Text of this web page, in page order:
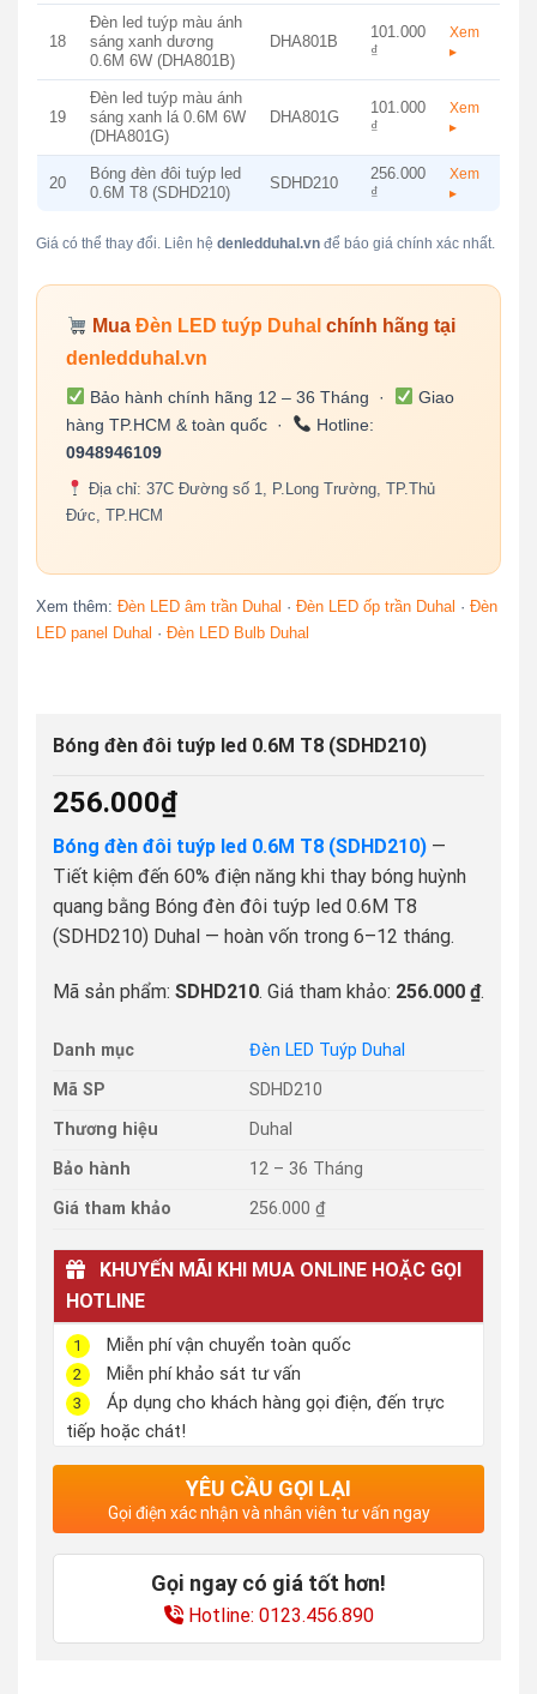
18
Đèn led tuýp màu ánh
sáng xanh dương
0.6M 6W (DHA801B)
DHA801B
101.000
₫
Xem
▸
19
Đèn led tuýp màu ánh
sáng xanh lá 0.6M 6W
(DHA801G)
DHA801G
101.000
₫
Xem
▸
20
Bóng đèn đôi tuýp led
0.6M T8 (SDHD210)
SDHD210
256.000
₫
Xem
▸
Giá có thể thay đổi. Liên hệ denledduhal.vnđể báo giá chính xác nhất.
MuaĐèn LED tuýp Duhal chính hãng tại
denledduhal.vn
Bảo hành chính hãng 12 – 36 Tháng ·
Giao
hàng TP.HCM & toàn quốc ·
Hotline:
0948946109
Địa chỉ: 37C Đường số 1, P.Long Trường, TP.Thủ
Đức, TP.HCM
Xem thêm: Đèn LED âm trần Duhal · Đèn LED ốp trần Duhal · Đèn
LED panel Duhal · Đèn LED Bulb Duhal
Bóng đèn đôi tuýp led 0.6M T8 (SDHD210)
256.000₫
Bóng đèn đôi tuýp led 0.6M T8 (SDHD210)—
Tiết kiệm đến 60% điện năng khi thay bóng huỳnh
quang bằng Bóng đèn đôi tuýp led 0.6M T8
(SDHD210) Duhal — hoàn vốn trong 6–12 tháng.
Mã sản phẩm: SDHD210. Giá tham khảo: 256.000 ₫.
Danh mục
Đèn LED Tuýp Duhal
Mã SP
SDHD210
Thương hiệu
Duhal
Bảo hành
12 – 36 Tháng
Giá tham khảo
256.000 ₫
KHUYẾN MÃI KHI MUA ONLINE HOẶC GỌI
HOTLINE
1 Miễn phí vận chuyển toàn quốc
2 Miễn phí khảo sát tư vấn
3
Áp dụng cho khách hàng gọi điện, đến trực
tiếp hoặc chát!
YÊU CẦU GỌI LẠI
Gọi điện xác nhận và nhân viên tư vấn ngay
Gọi ngay có giá tốt hơn!
Hotline: 0123.456.890